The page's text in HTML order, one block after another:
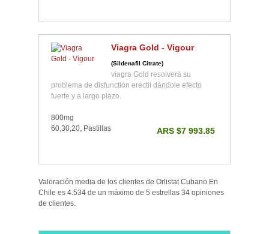
Viagra Gold - Vigour
(Sildenafil Citrate)
viagra Gold resolverá su
problema de disfunction eréctil dándole efecto
fuerte y a largo plazo.
800mg
60,30,20, Pastillas
ARS $7 993.85
Valoración media de los clientes de Orlistat Cubano En
Chile es 4.534 de un máximo de 5 estrellas 34 opiniones
de clientes.